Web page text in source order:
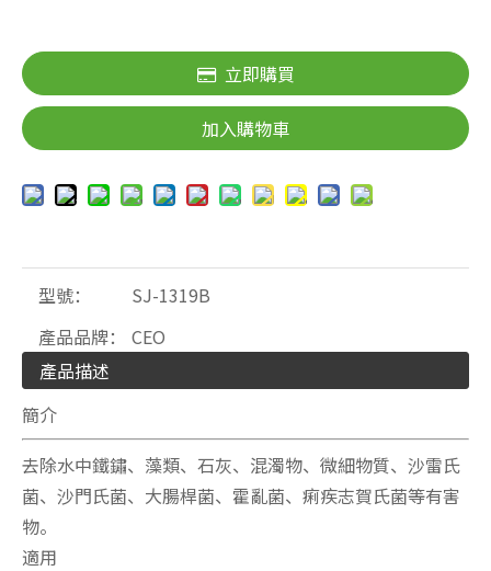
立即購買
加入購物車
型號：
SJ-1319B
產品品牌：
CEO
產品描述
簡介
去除水中鐵鏽、藻類、石灰、混濁物、微細物質、沙雷氏
菌、沙門氏菌、大腸桿菌、霍亂菌、痢疾志賀氏菌等有害
物。
適用